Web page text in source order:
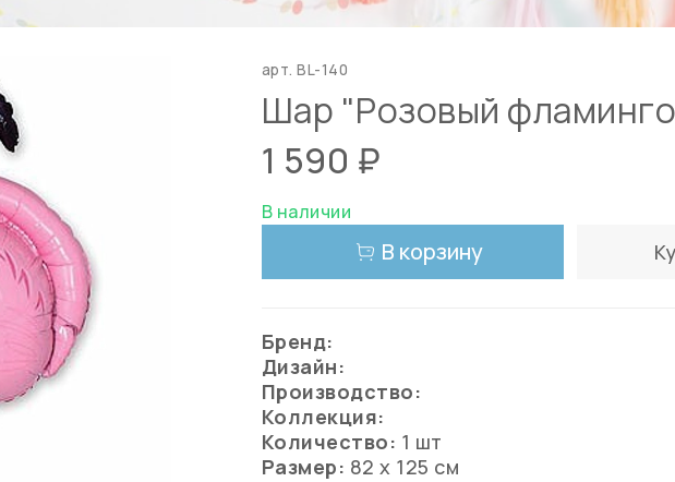
арт.BL-140
Шар "Розовый
1 590 ₽
В наличии
В корзину
Бренд:
Дизайн:
Производство:
Коллекция:
Количество: 1 шт
Размер: 82 х 125 см